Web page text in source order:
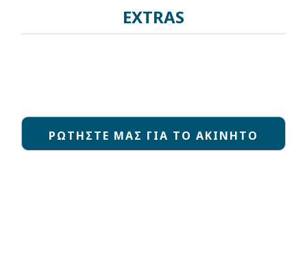
EXTRAS
ΡΩΤΗΣΤΕ ΜΑΣ ΓΙΑ ΤΟ ΑΚΙΝΗΤΟ